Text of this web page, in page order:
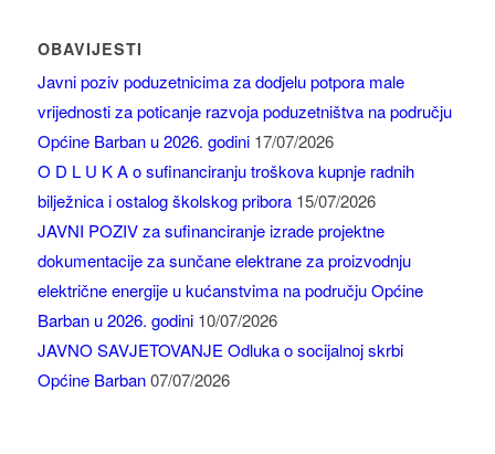
OBAVIJESTI
Javni poziv poduzetnicima za dodjelu potpora male
vrijednosti za poticanje razvoja poduzetništva na području
Općine Barban u 2026. godini 17/07/2026
O D L U K A o sufinanciranju troškova kupnje radnih
bilježnica i ostalog školskog pribora 15/07/2026
JAVNI POZIV za sufinanciranje izrade projektne
dokumentacije za sunčane elektrane za proizvodnju
električne energije u kućanstvima na području Općine
Barban u 2026. godini 10/07/2026
JAVNO SAVJETOVANJE Odluka o socijalnoj skrbi
Općine Barban 07/07/2026